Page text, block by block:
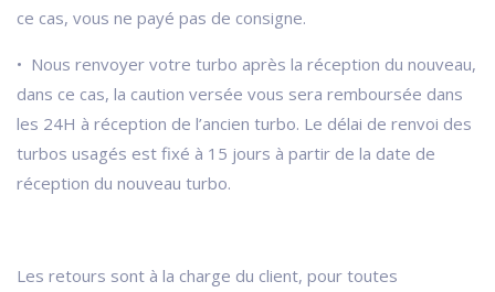
ce cas, vous ne payé pas de consigne.
• Nous renvoyer votre turbo après la réception du nouveau,
dans ce cas, la caution versée vous sera remboursée dans
les 24H à réception de l’ancien turbo. Le délai de renvoi des
turbos usagés est fixé à 15 jours à partir de la date de
réception du nouveau turbo.
Les retours sont à la charge du client, pour toutes